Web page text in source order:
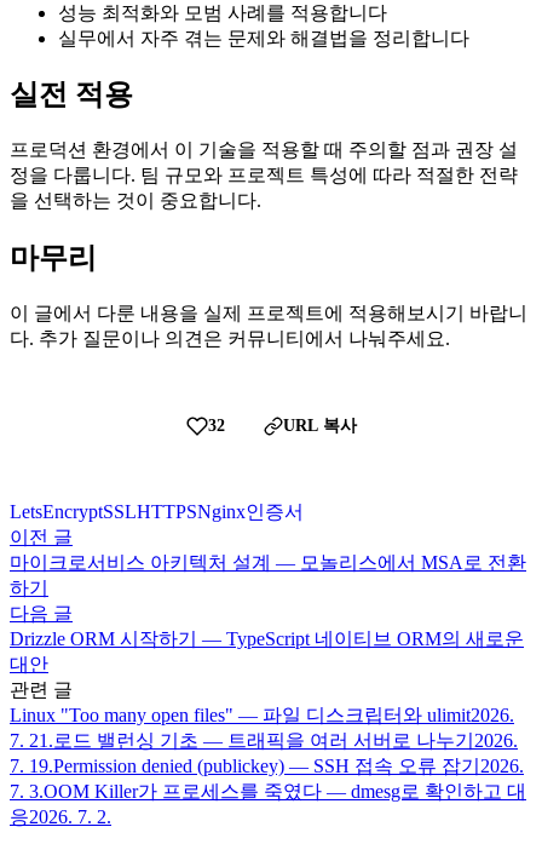
성능 최적화와 모범 사례를 적용합니다
실무에서 자주 겪는 문제와 해결법을 정리합니다
실전 적용
프로덕션 환경에서 이 기술을 적용할 때 주의할 점과 권장 설
정을 다룹니다. 팀 규모와 프로젝트 특성에 따라 적절한 전략
을 선택하는 것이 중요합니다.
마무리
이 글에서 다룬 내용을 실제 프로젝트에 적용해보시기 바랍니
다. 추가 질문이나 의견은 커뮤니티에서 나눠주세요.
32 URL 복사
LetsEncryptSSLHTTPSNginx인증서
이전 글
마이크로서비스 아키텍처 설계 — 모놀리스에서 MSA로 전환
하기
다음 글
Drizzle ORM 시작하기 — TypeScript 네이티브 ORM의 새로운
대안
관련 글
Linux "Too many open files" — 파일 디스크립터와 ulimit2026.
7. 21.로드 밸런싱 기초 — 트래픽을 여러 서버로 나누기 2026.
7. 19.Permission denied (publickey) — SSH 접속 오류 잡기 2026.
7. 3.OOM Killer가 프로세스를 죽였다 — dmesg로 확인하고 대
응2026. 7. 2.